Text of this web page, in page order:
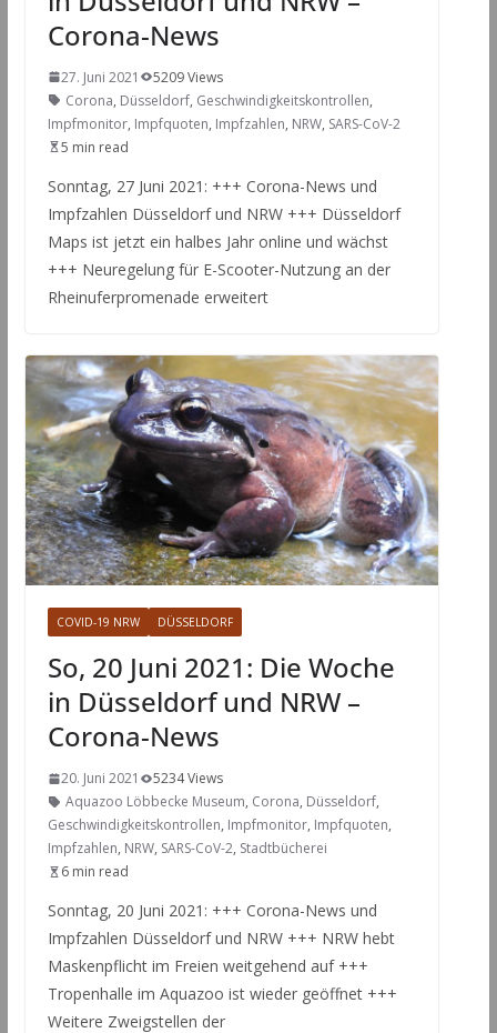
Corona-News
27. Juni 2021
5209 Views
Corona, Düsseldorf, Geschwindigkeitskontrollen,
Impfmonitor, Impfquoten, Impfzahlen, NRW, SARS-CoV-2
5 min read
Sonntag, 27 Juni 2021: +++ Corona-News und
Impfzahlen Düsseldorf und NRW +++ Düsseldorf
Maps ist jetzt ein halbes Jahr online und wächst
+++ Neuregelung für E-Scooter-Nutzung an der
Rheinuferpromenade erweitert
COVID-19 NRW DÜSSELDORF
So, 20 Juni 2021: Die Woche
in Düsseldorf und NRW –
Corona-News
20. Juni 2021
5234 Views
Aquazoo Löbbecke Museum, Corona, Düsseldorf,
Geschwindigkeitskontrollen, Impfmonitor, Impfquoten,
Impfzahlen, NRW, SARS-CoV-2, Stadtbücherei
6 min read
Sonntag, 20 Juni 2021: +++ Corona-News und
Impfzahlen Düsseldorf und NRW +++ NRW hebt
Maskenpflicht im Freien weitgehend auf +++
Tropenhalle im Aquazoo ist wieder geöffnet +++
Weitere Zweigstellen der